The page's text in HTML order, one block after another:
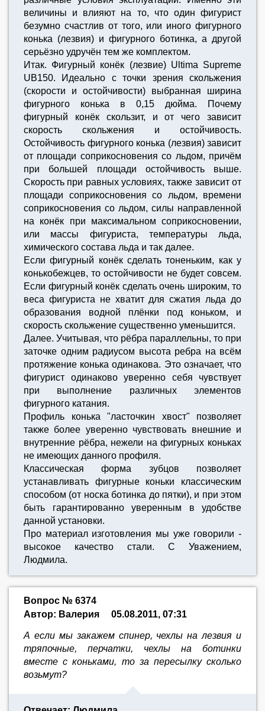
величины и влияют на то, что один фигурист
безумно счастлив от того, или иного фигурного
конька (лезвия) и фигурного ботинка, а другой
серьёзно удручён тем же комплектом.
Итак. Фигурный конёк (лезвие) Ultima Supreme
UB150. Идеально с точки зрения скольжения
(скорости и остойчивости) выбранная ширина
фигурного конька в 0,15 дюйма. Почему
фигурный конёк скользит, и от чего зависит
скорость скольжения и остойчивость.
Остойчивость фигурного конька (лезвия) зависит
от площади соприкосновения со льдом, причём
при большей площади остойчивость выше.
Скорость при равных условиях, также зависит от
площади соприкосновения со льдом, времени
соприкосновения со льдом, силы направленной
на конёк при максимальном соприкосновении,
или массы фигуриста, температуры льда,
химического состава льда и так далее.
Если фигурный конёк сделать тоненьким, как у
конькобежцев, то остойчивости не будет совсем.
Если фигурный конёк сделать очень широким, то
веса фигуриста не хватит для сжатия льда до
образования водной плёнки под коньком, и
скорость скольжение существенно уменьшится.
Далее. Учитывая, что рёбра параллельны, то при
заточке одним радиусом высота ребра на всём
протяжение конька одинакова. Это означает, что
фигурист одинаково уверенно себя чувствует
при выполнение различных элементов
фигурного катания.
Профиль конька "ласточкин хвост" позволяет
также более уверенно чувствовать внешние и
внутренние рёбра, нежели на фигурных коньках
не имеющих данного профиля.
Классическая форма зубцов позволяет
устанавливать фигурные коньки классическим
способом (от носка ботинка до пятки), и при этом
быть гарантированно уверенным в удобстве
данной установки.
Про материал изготовления мы уже говорили -
высокое качество стали. С Уважением,
Людмила.
Вопрос № 6374
Автор: Валерия
05.08.2011, 07:31
А если мы закажем спинер, чехлы на лезвия и
тряпочные, перчатки, чехлы на ботинки
вместе с коньками, то за пересылку сколько
возьмут?